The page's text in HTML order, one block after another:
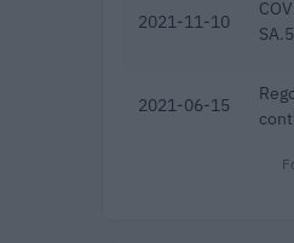
2021-11-10
2021-06-15